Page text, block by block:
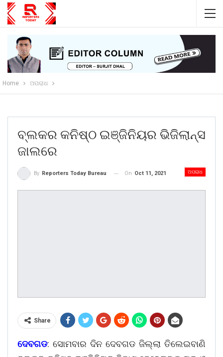
Home ଅପରାଧ
ବ୍ଲକର କନିଷ୍ଠ ଇଞ୍ଜିନିୟର ଭିଜିଲାନ୍ସ
ଜାଲରେ
ଅପରାଧ
By Reporters Today Bureau On Oct 11, 2021
Share
ଦେବଗଡ: ସୋମବାର ଦିନ ଦେବଗଡ ଜିଲ୍ଲା ତିଲେଇବାଣି